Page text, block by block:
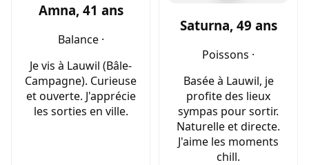
Amna, 41 ans
Balance ·
Je vis à Lauwil (Bâle-
Campagne). Curieuse
et ouverte. J'apprécie
les sorties en ville.
Saturna, 49 ans
Poissons ·
Basée à Lauwil, je
profite des lieux
sympas pour sortir.
Naturelle et directe.
J'aime les moments
chill.